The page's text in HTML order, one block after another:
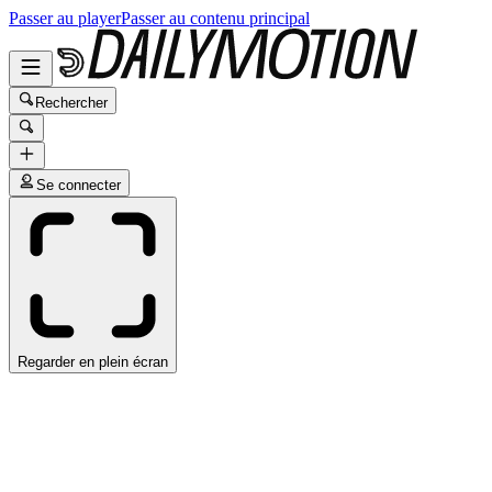
Passer au playerPasser au contenu principal
Rechercher
Se connecter
Regarder en plein écran